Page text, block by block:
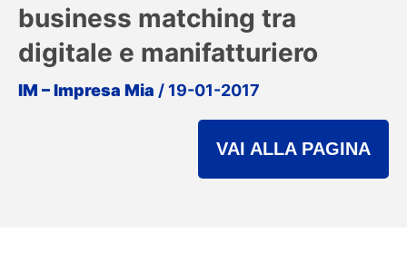
business matching tra
digitale e manifatturiero
IM – Impresa Mia / 19-01-2017
VAI ALLA PAGINA